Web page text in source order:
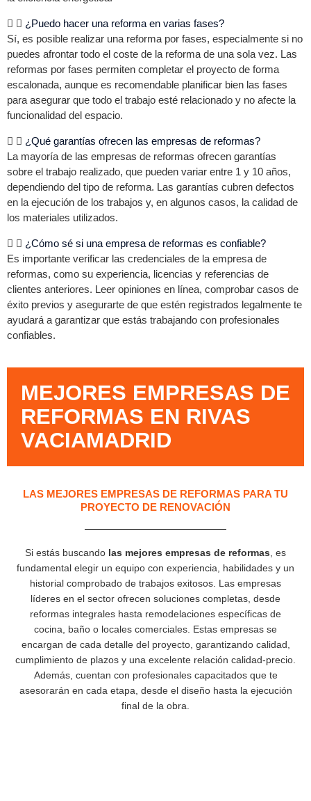
¿Puedo hacer una reforma en varias fases?
Sí, es posible realizar una reforma por fases, especialmente si no
puedes afrontar todo el coste de la reforma de una sola vez. Las
reformas por fases permiten completar el proyecto de forma
escalonada, aunque es recomendable planificar bien las fases
para asegurar que todo el trabajo esté relacionado y no afecte la
funcionalidad del espacio.
¿Qué garantías ofrecen las empresas de reformas?
La mayoría de las empresas de reformas ofrecen garantías
sobre el trabajo realizado, que pueden variar entre 1 y 10 años,
dependiendo del tipo de reforma. Las garantías cubren defectos
en la ejecución de los trabajos y, en algunos casos, la calidad de
los materiales utilizados.
¿Cómo sé si una empresa de reformas es confiable?
Es importante verificar las credenciales de la empresa de
reformas, como su experiencia, licencias y referencias de
clientes anteriores. Leer opiniones en línea, comprobar casos de
éxito previos y asegurarte de que estén registrados legalmente te
ayudará a garantizar que estás trabajando con profesionales
confiables.
MEJORES EMPRESAS DE
REFORMAS EN RIVAS
VACIAMADRID
LAS MEJORES EMPRESAS DE REFORMAS PARA TU
PROYECTO DE RENOVACIÓN
Si estás buscando las mejores empresas de reformas , es
fundamental elegir un equipo con experiencia, habilidades y un
historial comprobado de trabajos exitosos. Las empresas
líderes en el sector ofrecen soluciones completas, desde
reformas integrales hasta remodelaciones específicas de
cocina, baño o locales comerciales. Estas empresas se
encargan de cada detalle del proyecto, garantizando calidad,
cumplimiento de plazos y una excelente relación calidad-precio.
Además, cuentan con profesionales capacitados que te
asesorarán en cada etapa, desde el diseño hasta la ejecución
final de la obra.